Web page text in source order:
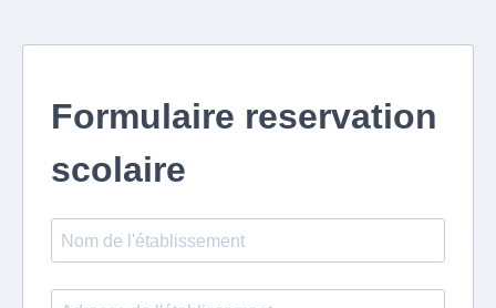
Formulaire reservation
scolaire